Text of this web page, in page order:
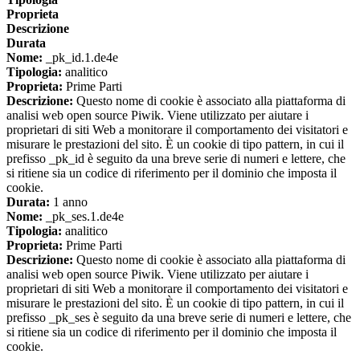
Proprieta
Descrizione
Durata
Nome: _pk_id.1.de4e
Tipologia: analitico
Proprieta: Prime Parti
Descrizione: Questo nome di cookie è associato alla piattaforma di
analisi web open source Piwik. Viene utilizzato per aiutare i
proprietari di siti Web a monitorare il comportamento dei visitatori e
misurare le prestazioni del sito. È un cookie di tipo pattern, in cui il
prefisso _pk_id è seguito da una breve serie di numeri e lettere, che
si ritiene sia un codice di riferimento per il dominio che imposta il
cookie.
Durata: 1 anno
Nome: _pk_ses.1.de4e
Tipologia: analitico
Proprieta: Prime Parti
Descrizione: Questo nome di cookie è associato alla piattaforma di
analisi web open source Piwik. Viene utilizzato per aiutare i
proprietari di siti Web a monitorare il comportamento dei visitatori e
misurare le prestazioni del sito. È un cookie di tipo pattern, in cui il
prefisso _pk_ses è seguito da una breve serie di numeri e lettere, che
si ritiene sia un codice di riferimento per il dominio che imposta il
cookie.